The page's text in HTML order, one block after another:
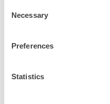
Selection
Necessary
Preferences
Statistics
VERWANDTE
Verfügbar in diesen